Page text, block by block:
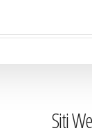
Siti